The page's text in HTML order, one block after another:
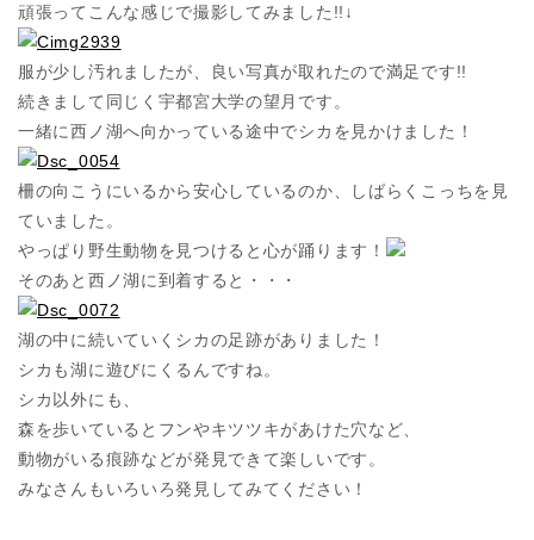
頑張ってこんな感じで撮影してみました!!↓
服が少し汚れましたが、良い写真が取れたので満足です!!
続きまして同じく宇都宮大学の望月です。
一緒に西ノ湖へ向かっている途中でシカを見かけました！
柵の向こうにいるから安心しているのか、しばらくこっちを見
ていました。
やっぱり野生動物を見つけると心が踊ります！
そのあと西ノ湖に到着すると・・・
湖の中に続いていくシカの足跡がありました！
シカも湖に遊びにくるんですね。
シカ以外にも、
森を歩いているとフンやキツツキがあけた穴など、
動物がいる痕跡などが発見できて楽しいです。
みなさんもいろいろ発見してみてください！